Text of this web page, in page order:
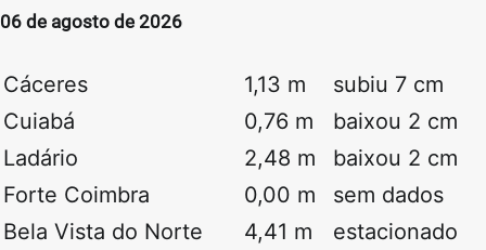
06 de agosto de 2026
Cáceres 1,13 m
subiu 7 cm
Cuiabá
0,76 m
baixou 2 cm
Ladário
2,48 m
baixou 2 cm
Forte Coimbra
0,00 m
sem dados
Bela Vista do Norte
4,41 m
estacionado